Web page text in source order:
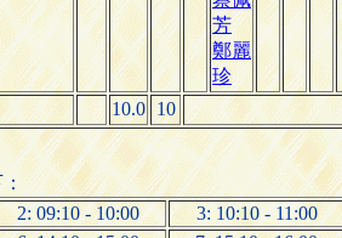
芳
鄭麗
珍
10.0 10
：
2: 09:10 - 10:00
3: 10:10 - 11:00